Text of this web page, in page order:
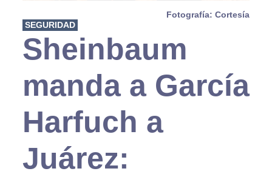
Fotografía: Cortesía
SEGURIDAD
Sheinbaum
manda a García
Harfuch a
Juárez: